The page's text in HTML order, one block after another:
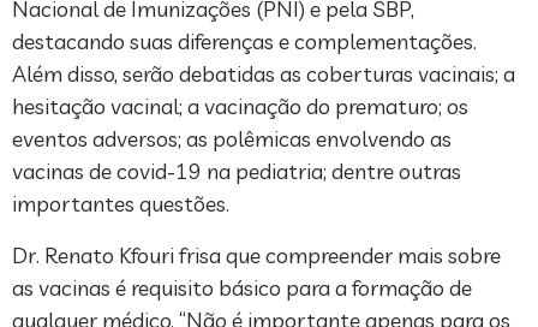
Nacional de Imunizações (PNI) e pela SBP,
destacando suas diferenças e complementações.
Além disso, serão debatidas as coberturas vacinais; a
hesitação vacinal; a vacinação do prematuro; os
eventos adversos; as polêmicas envolvendo as
vacinas de covid-19 na pediatria; dentre outras
importantes questões.
Dr. Renato Kfouri frisa que compreender mais sobre
as vacinas é requisito básico para a formação de
qualquer médico. “Não é importante apenas para os